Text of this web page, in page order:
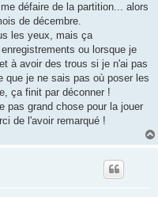
défaire de la partition... alors
de décembre.
les yeux, mais ça
ou lorsque je
à avoir des trous si je n'ai pas
que je ne sais pas où poser les
ça finit par déconner !
pas grand chose pour la jouer
de l'avoir remarqué !